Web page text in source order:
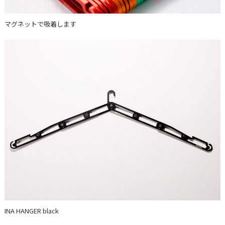
マグネットで吸着します
INA HANGER black